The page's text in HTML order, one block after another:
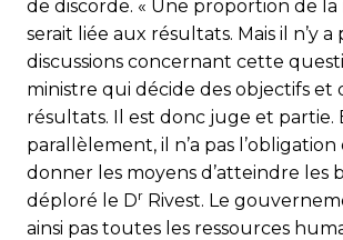
de discorde. « Une proportion de
serait liée aux résultats. Mais il n’y a
discussions concernant cette
ministre qui décide des objectifs et
résultats. Il est donc juge et partie.
parallèlement, il n’a pas
donner les moyens d’atteindre les
déploré le Dr Rivest. Le
ainsi pas toutes les ressources